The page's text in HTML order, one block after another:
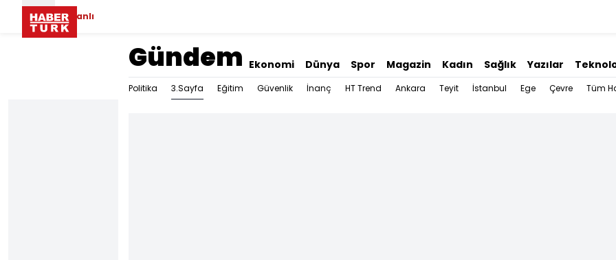
Canlı
Gündem Ekonomi Dünya Spor Magazin Kadın Sağlık Yazılar
Politika 3.Sayfa Eğitim Güvenlik İnanç HT Trend Ankara Teyit İstanbul Ege Çevre Tüm